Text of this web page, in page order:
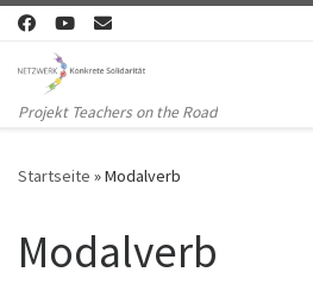
Zum Inhalt springen
Projekt Teachers on the Road
Startseite »Modalverb
Modalverb